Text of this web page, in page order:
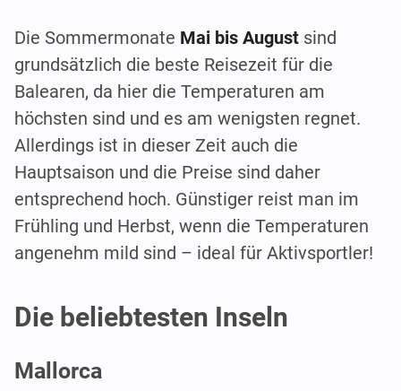
Die Sommermonate Mai bis August sind
grundsätzlich die beste Reisezeit für die
Balearen, da hier die Temperaturen am
höchsten sind und es am wenigsten regnet.
Allerdings ist in dieser Zeit auch die
Hauptsaison und die Preise sind daher
entsprechend hoch. Günstiger reist man im
Frühling und Herbst, wenn die Temperaturen
angenehm mild sind – ideal für Aktivsportler!
Die beliebtesten Inseln
Mallorca